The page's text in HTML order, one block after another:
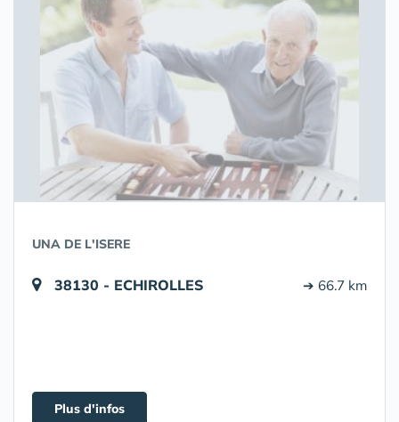
UNA DE L'ISERE
38130 - ECHIROLLES ➔ 66.7 km
Plus d'infos